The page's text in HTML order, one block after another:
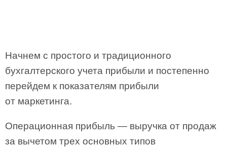
Начнем с простого и традиционного
бухгалтерского учета прибыли и постепенно
перейдем к показателям прибыли
от маркетинга.
Операционная прибыль — выручка от продаж
за вычетом трех основных типов